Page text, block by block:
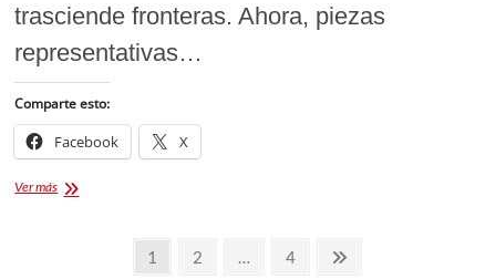
trasciende fronteras. Ahora, piezas
representativas…
Comparte esto:
Facebook X
Ver másEl
Página
1 Página
2 … Página
4